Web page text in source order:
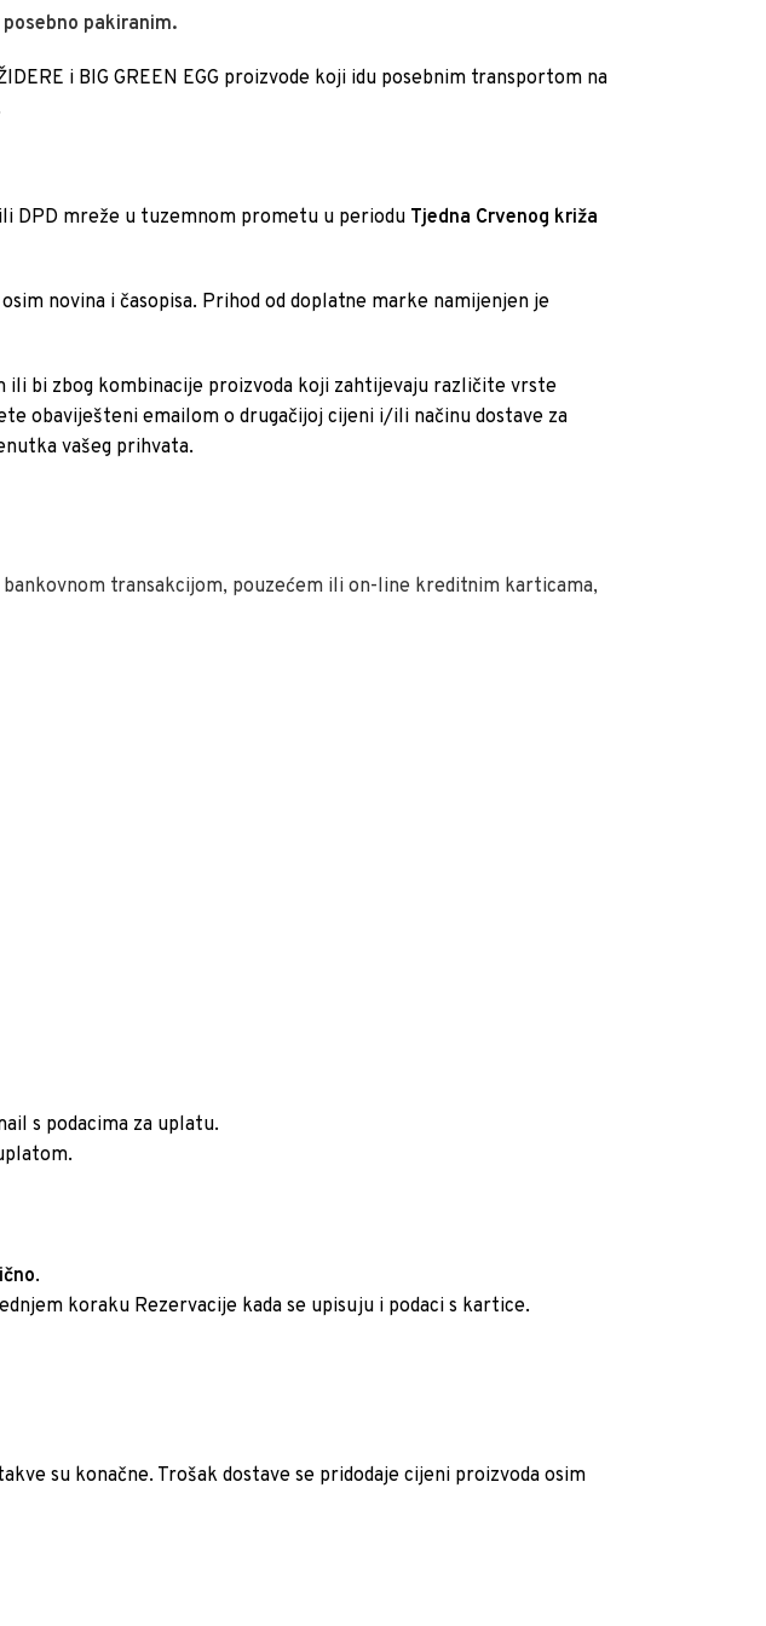
pakiranim.
i BIG GREEN EGG proizvode koji idu posebnim transportom na
DPD mreže u tuzemnom prometu u periodu Tjedna Crvenog križa
novina i časopisa. Prihod od doplatne marke namijenjen je
bi zbog kombinacije proizvoda koji zahtijevaju različite vrste
obaviješteni emailom o drugačijoj cijeni i/ili načinu dostave za
vašeg prihvata.
transakcijom, pouzećem ili on-line kreditnim karticama,
s podacima za uplatu.
.
koraku Rezervacije kada se upisuju i podaci s kartice.
su konačne. Trošak dostave se pridodaje cijeni proizvoda osim